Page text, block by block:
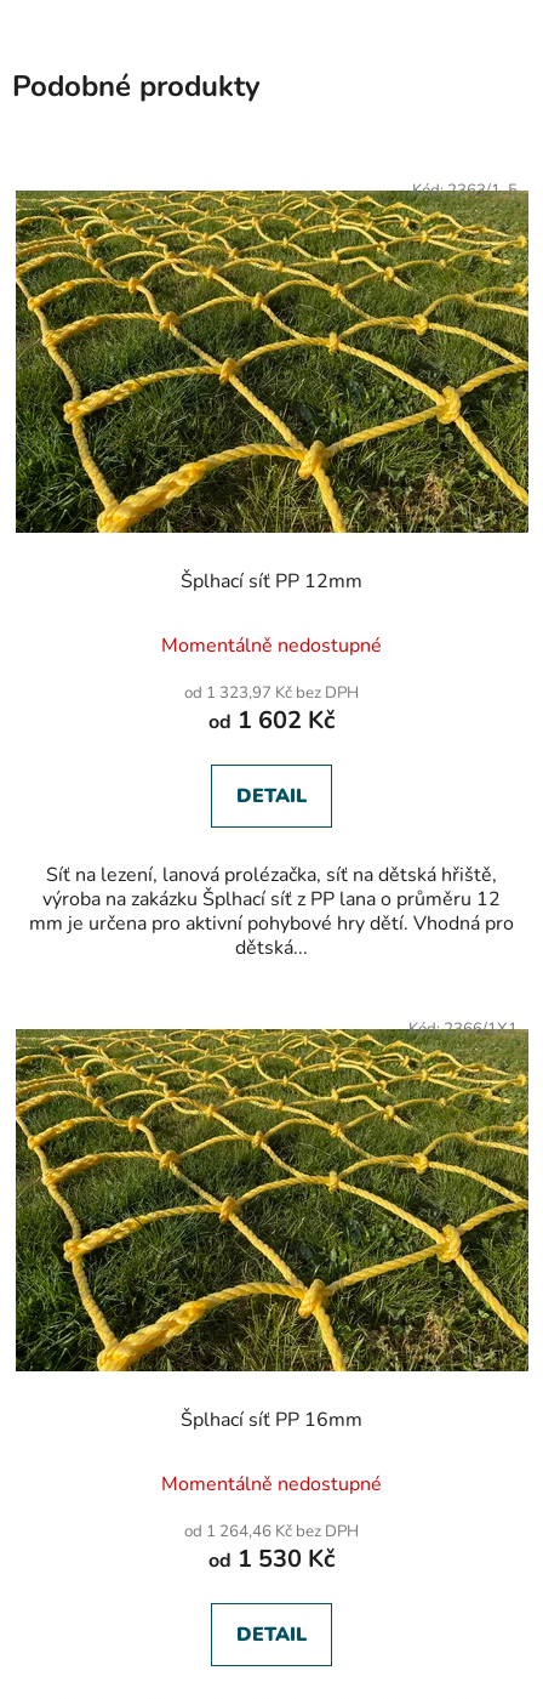
Podobné produkty
Šplhací síť PP 12mm
Momentálně nedostupné
od 1 323,97 Kč bez DPH
od 1 602 Kč
DETAIL
Síť na lezení, lanová prolézačka, síť na dětská hřiště,
výroba na zakázku Šplhací síť z PP lana o průměru 12
mm je určena pro aktivní pohybové hry dětí. Vhodná pro
dětská...
Kód:2363/1-5
Šplhací síť PP 16mm
Momentálně nedostupné
od 1 264,46 Kč bez DPH
od 1 530 Kč
DETAIL
Kód:2366/1X1